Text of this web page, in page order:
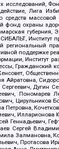
Лига
фонд охраны
Институт
поддержке
Институт
Дугин
Пономарев
Сергей
Протасова